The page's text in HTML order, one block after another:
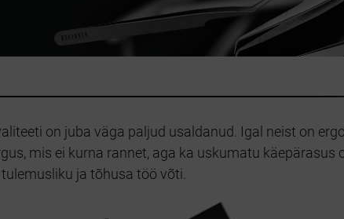
on juba väga paljud usaldanud. Igal neist on
mis ei kurna rannet, aga ka uskumatu käepärasus
ja tõhusa töö võti.